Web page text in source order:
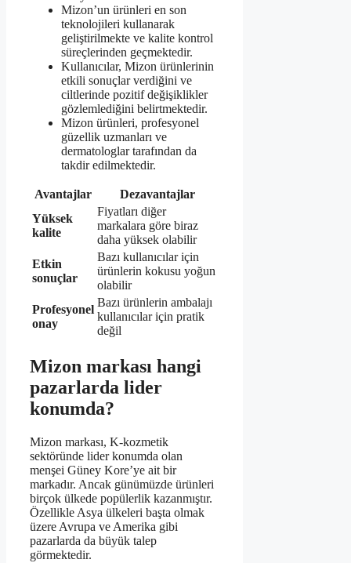
Mizon’un ürünleri en son
teknolojileri kullanarak
geliştirilmekte ve kalite kontrol
süreçlerinden geçmektedir.
Kullanıcılar, Mizon ürünlerinin
etkili sonuçlar verdiğini ve
ciltlerinde pozitif değişiklikler
gözlemlediğini belirtmektedir.
Mizon ürünleri, profesyonel
güzellik uzmanları ve
dermatologlar tarafından da
takdir edilmektedir.
Avantajlar
Dezavantajlar
Yüksek
kalite
Fiyatları diğer
markalara göre biraz
daha yüksek olabilir
Etkin
sonuçlar
Bazı kullanıcılar için
ürünlerin kokusu yoğun
olabilir
Profesyonel
onay
Bazı ürünlerin ambalajı
kullanıcılar için pratik
değil
Mizon markası hangi
pazarlarda lider
konumda?
Mizon markası, K-kozmetik
sektöründe lider konumda olan
menşei Güney Kore’ye ait bir
markadır. Ancak günümüzde ürünleri
birçok ülkede popülerlik kazanmıştır.
Özellikle Asya ülkeleri başta olmak
üzere Avrupa ve Amerika gibi
pazarlarda da büyük talep
görmektedir.